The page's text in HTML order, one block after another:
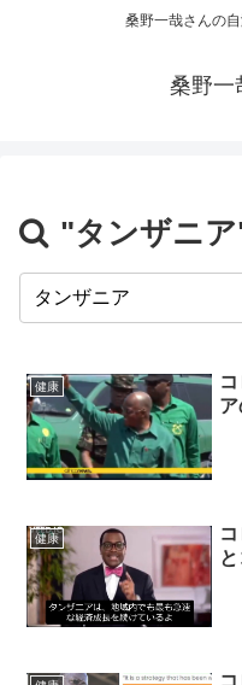
桑野一哉さんの
桑野一
"タンザニ
健康
健康